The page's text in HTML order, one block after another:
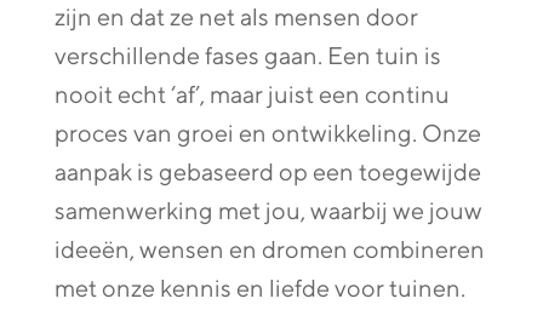
zijn en dat ze net als mensen door
verschillende fases gaan. Een tuin is
nooit echt ‘af’, maar juist een continu
proces van groei en ontwikkeling. Onze
aanpak is gebaseerd op een toegewijde
samenwerking met jou, waarbij we jouw
ideeën, wensen en dromen combineren
met onze kennis en liefde voor tuinen.